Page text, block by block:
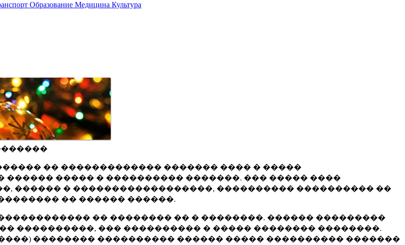
Образование Медицина Культура
�� ������������� ������� ���� � �����
����� � ���������� �������. ��� ����� ����
������ � ������������������, ���������� ���������� ��
�� ������ ������.
�� �������� �� � ��������. ������ ���������
����������, ��� ���������� � ����� �������� ��������.
�������� ���������� ������ ����� ���������� �������